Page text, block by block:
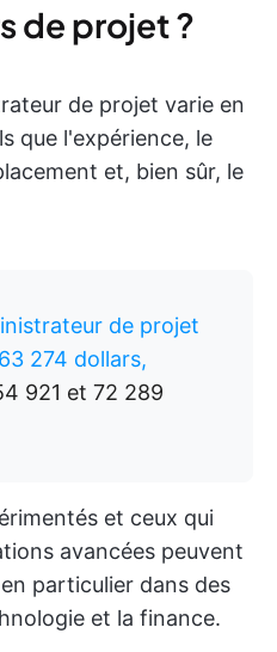
de projet ?
de projet varie en
que l'expérience, le
et, bien sûr, le
de projet
274 dollars,
921 et 72 289
et ceux qui
avancées peuvent
particulier dans des
et la finance.